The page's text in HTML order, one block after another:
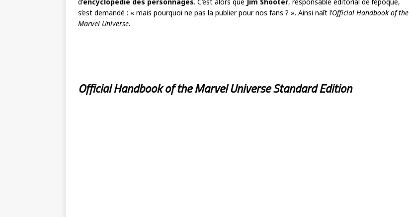
s’est demandé : « mais pourquoi ne pas la publier pour nos fans ? ». Ainsi naît l’Official Handbook of the
Marvel Universe.
Official Handbook of the MarvelUniverseStandard Edition